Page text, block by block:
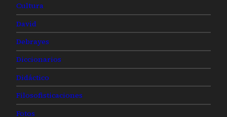
Cultura
David
Debrayes
Diccionarios
Didáctico
Filosofisticaciones
Fotos